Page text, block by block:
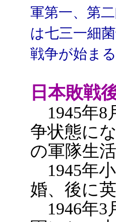
軍第一、第
は七三一細
戦争が始ま
日本敗戦
1945年8
争状態に
の軍隊生
1945年
婚、後に
1946年3